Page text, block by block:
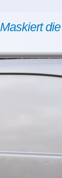
Maskiert